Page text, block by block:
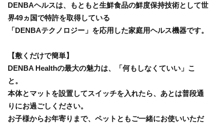
DENBAヘルスは、もともと生鮮食品の鮮度保持技術として世
界49ヵ国で特許を取得している
「DENBAテクノロジー」を応用した家庭用ヘルス機器です。
【敷くだけで簡単】
DENBA Healthの最大の魅力は、「何もしなくていい」こ
と。
本体とマットを設置してスイッチを入れたら、あとは普段通
りにお過ごしください。
お子様からお年寄りまで、ペットともご一緒にお使いいただ